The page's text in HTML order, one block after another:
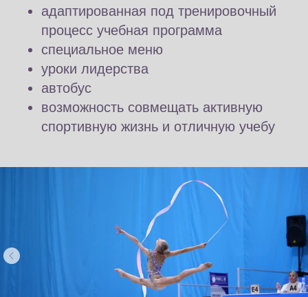
адаптированная под тренировочный
процесс учебная программа
специальное меню
уроки лидерства
автобус
возможность совмещать активную
спортивную жизнь и отличную учебу